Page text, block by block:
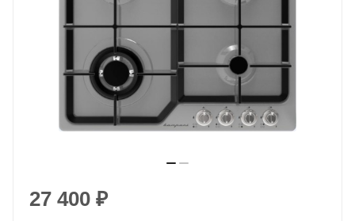
27 400 ₽